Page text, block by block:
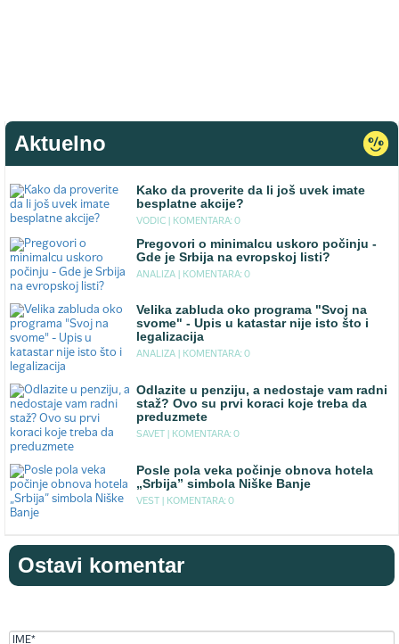
Aktuelno
Kako da proverite da li još uvek imate
besplatne akcije?
VODIC | KOMENTARA: 0
Pregovori o minimalcu uskoro počinju -
Gde je Srbija na evropskoj listi?
ANALIZA | KOMENTARA: 0
Velika zabluda oko programa "Svoj na
svome" - Upis u katastar nije isto što i
legalizacija
ANALIZA | KOMENTARA: 0
Odlazite u penziju, a nedostaje vam radni
staž? Ovo su prvi koraci koje treba da
preduzmete
SAVET | KOMENTARA: 0
Posle pola veka počinje obnova hotela
„Srbija” simbola Niške Banje
VEST | KOMENTARA: 0
Ostavi komentar